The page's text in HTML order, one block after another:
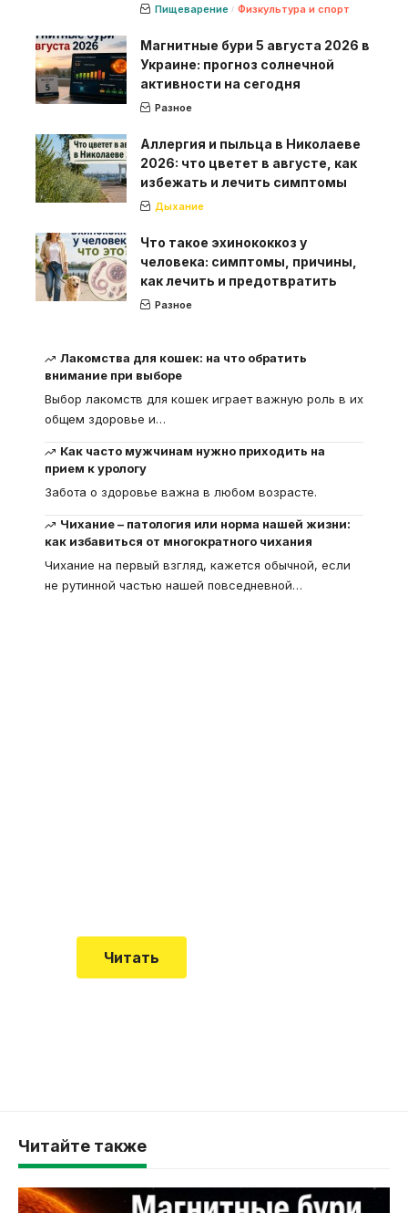
Пищеварение Физкультура и спорт
Магнитные бури 5 августа 2026 в
Украине: прогноз солнечной
активности на сегодня
Разное
Аллергия и пыльца в Николаеве
2026: что цветет в августе, как
избежать и лечить симптомы
Дыхание
Что такое эхинококкоз у
человека: симптомы, причины,
как лечить и предотвратить
Разное
Лакомства для кошек: на что обратить
внимание при выборе
Выбор лакомств для кошек играет важную роль в их
общем здоровье и…
Как часто мужчинам нужно приходить на
прием к урологу
Забота о здоровье важна в любом возрасте.
Чихание – патология или норма нашей жизни:
как избавиться от многократного чихания
Чихание на первый взгляд, кажется обычной, если
не рутинной частью нашей повседневной…
Читать
Читайте также